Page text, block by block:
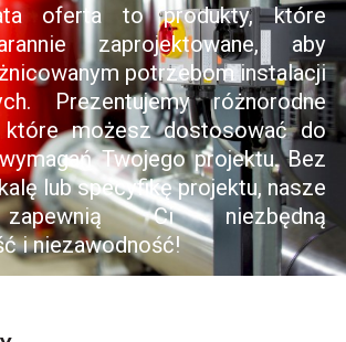
oferta to produkty, które
zaprojektowane, aby
potrzebom instalacji
Prezentujemy różnorodne
które możesz dostosować do
Twojego projektu. Bez
lub specyfikę projektu, nasze
Ci niezbędną
i niezawodność!